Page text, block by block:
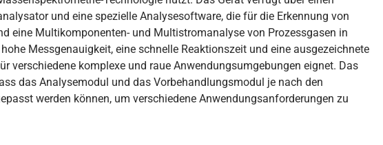
und eine spezielle Analysesoftware, die für die Erkennung von
eine Multikomponenten- und Multistromanalyse von Prozessgasen in
Messgenauigkeit, eine schnelle Reaktionszeit und eine ausgezeichnete
verschiedene komplexe und raue Anwendungsumgebungen eignet. Das
das Analysemodul und das Vorbehandlungsmodul je nach den
werden können, um verschiedene Anwendungsanforderungen zu